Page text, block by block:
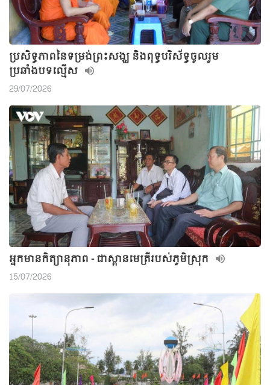
ប្រសិទ្ធភាពនៃទម្រង់ព្រះសង្ឃ និងពុទ្ធបរិស័ទ្ធចូលរួម
ប្រឆាំងបទល្មើស
29/07/2026
អ្នកមានកិត្យានុភាព - ជាស្ពានមេត្រីរបស់ភូមិស្រុក
15/07/2026